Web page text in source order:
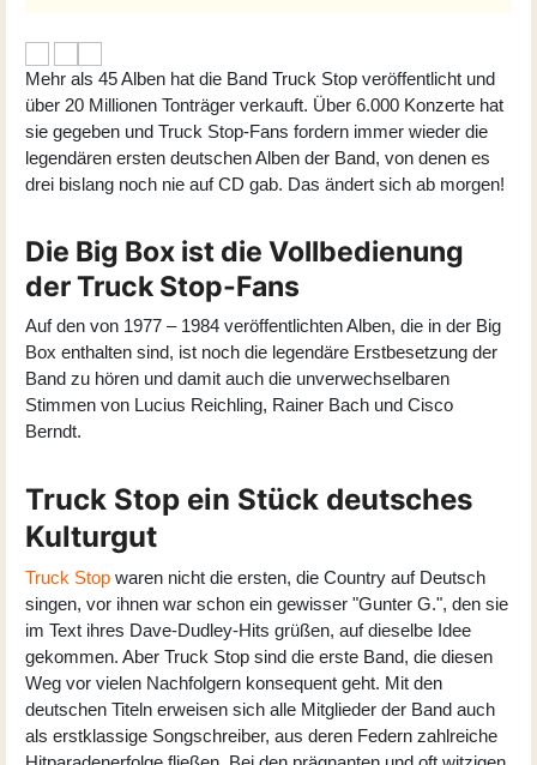
Mehr als 45 Alben hat die Band Truck Stop veröffentlicht und
über 20 Millionen Tonträger verkauft. Über 6.000 Konzerte hat
sie gegeben und Truck Stop-Fans fordern immer wieder die
legendären ersten deutschen Alben der Band, von denen es
drei bislang noch nie auf CD gab. Das ändert sich ab morgen!
Die Big Box ist die Vollbedienung
der Truck Stop-Fans
Auf den von 1977 – 1984 veröffentlichten Alben, die in der Big
Box enthalten sind, ist noch die legendäre Erstbesetzung der
Band zu hören und damit auch die unverwechselbaren
Stimmen von Lucius Reichling, Rainer Bach und Cisco
Berndt.
Truck Stop ein Stück deutsches
Kulturgut
Truck Stop waren nicht die ersten, die Country auf Deutsch
singen, vor ihnen war schon ein gewisser "Gunter G.", den sie
im Text ihres Dave-Dudley-Hits grüßen, auf dieselbe Idee
gekommen. Aber Truck Stop sind die erste Band, die diesen
Weg vor vielen Nachfolgern konsequent geht. Mit den
deutschen Titeln erweisen sich alle Mitglieder der Band auch
als erstklassige Songschreiber, aus deren Federn zahlreiche